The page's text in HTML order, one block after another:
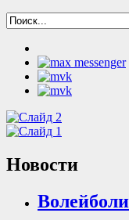
Новости